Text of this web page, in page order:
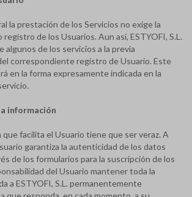
la prestación de los Servicios no exige la
de los Usuarios. Aun así, ESTYOFI, S.L.
algunos de los servicios a la previa
correspondiente registro de Usuario. Este
en la forma expresamente indicada en la
información
que facilita el Usuario tiene que ser veraz. A
garantiza la autenticidad de los datos
de los formularios para la suscripción de los
del Usuario mantener toda la
a ESTYOFI, S.L. permanentemente